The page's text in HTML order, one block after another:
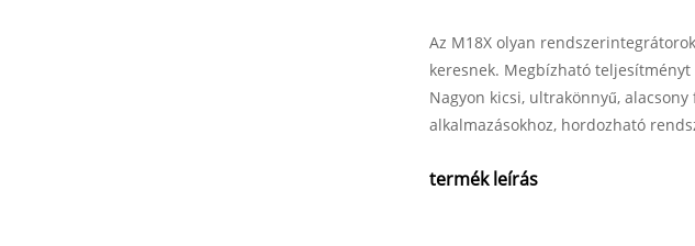
Az M18X olyan
keresnek. Megbízható
Nagyon kicsi, ultrakönnyű,
alkalmazásokhoz, hordozható
termék leírás